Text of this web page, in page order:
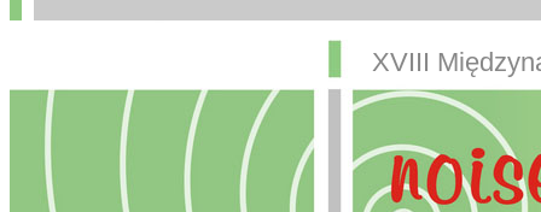
XVIII